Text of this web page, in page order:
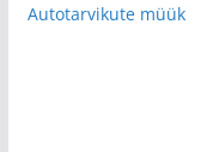
Autotarvikute müük